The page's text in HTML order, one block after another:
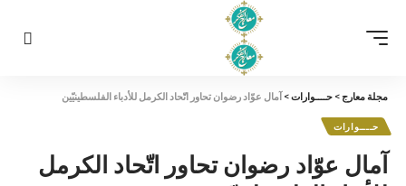
مجلة معارج> حــــوارات> آمال عوّاد رضوان تحاور اتّحاد الكرمل للأدباء الفلسطينيّين
حــــوارات
آمال عوّاد رضوان تحاور اتّحاد الكرمل